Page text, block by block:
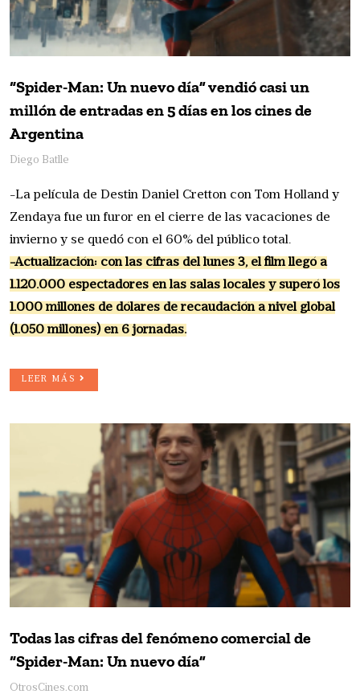
“Spider-Man: Un nuevo día” vendió casi un
millón de entradas en 5 días en los cines de
Argentina
Diego Batlle
-La película de Destin Daniel Cretton con Tom Holland y
Zendaya fue un furor en el cierre de las vacaciones de
invierno y se quedó con el 60% del público total.
-Actualización: con las cifras del lunes 3, el film llegó a
1.120.000 espectadores en las salas locales y superó los
1.000 millones de dólares de recaudación a nivel global
(1.050 millones) en 6 jornadas.
LEER MÁS
Todas las cifras del fenómeno comercial de
“Spider-Man: Un nuevo día”
OtrosCines.com